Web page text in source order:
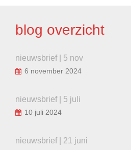
blog overzicht
nieuwsbrief | 5 nov
6 november 2024
nieuwsbrief | 5 juli
10 juli 2024
nieuwsbrief | 21 juni